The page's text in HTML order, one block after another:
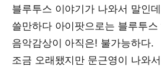
블루투스 이야기가 나와서 말인
쓸만하다 아이팟으로는 블루투스
음악감상이 아직은! 불가능하다.
조금 오래됐지만 문근영이 나와